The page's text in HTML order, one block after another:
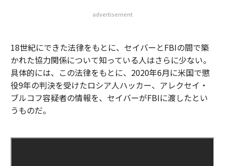
advertisement
18世紀にできた法律をもとに、セイバーとFBIの間で築
かれた協力関係について知っている人はさらに少ない。
具体的には、この法律をもとに、2020年6月に米国で懲
役9年の判決を受けたロシア人ハッカー、アレクセイ・
ブルコフ容疑者の情報を、セイバーがFBIに渡したとい
うものだ。